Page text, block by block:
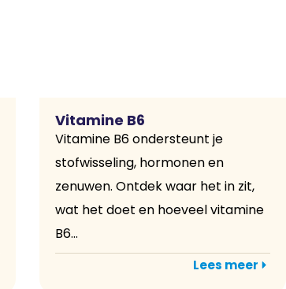
Vitamine B6
Vitamine B6 ondersteunt je
stofwisseling, hormonen en
zenuwen. Ontdek waar het in zit,
wat het doet en hoeveel vitamine
B6...
Lees meer